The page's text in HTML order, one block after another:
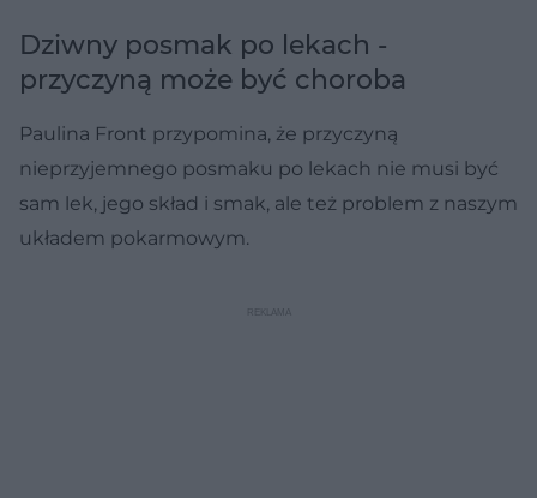
Dziwny posmak po lekach -
przyczyną może być choroba
Paulina Front przypomina, że przyczyną
nieprzyjemnego posmaku po lekach nie musi być
sam lek, jego skład i smak, ale też problem z naszym
układem pokarmowym.